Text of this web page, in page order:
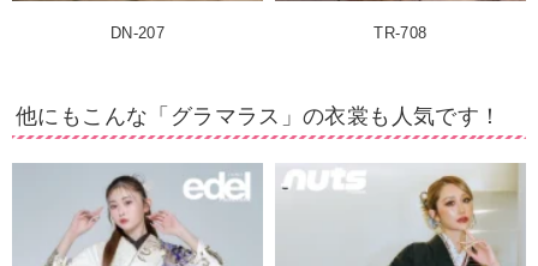
DN-207 TR-708
他にもこんな「グラマラス」の衣裳も人気です！